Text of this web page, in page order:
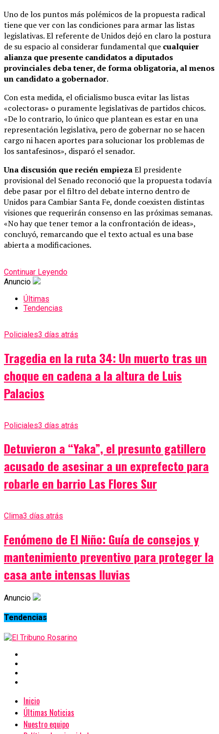
Uno de los puntos más polémicos de la propuesta radical
tiene que ver con las condiciones para armar las listas
legislativas. El referente de Unidos dejó en claro la postura
de su espacio al considerar fundamental que cualquier
alianza que presente candidatos a diputados
provinciales deba tener, de forma obligatoria, al menos
un candidato a gobernador.
Con esta medida, el oficialismo busca evitar las listas
«colectoras» o puramente legislativas de partidos chicos.
«De lo contrario, lo único que plantean es estar en una
representación legislativa, pero de gobernar no se hacen
cargo ni hacen aportes para solucionar los problemas de
los santafesinos», disparó el senador.
Una discusión que recién empiezaEl presidente
provisional del Senado reconoció que la propuesta todavía
debe pasar por el filtro del debate interno dentro de
Unidos para Cambiar Santa Fe, donde coexisten distintas
visiones que requerirán consenso en las próximas semanas.
«No hay que tener temor a la confrontación de ideas»,
concluyó, remarcando que el texto actual es una base
abierta a modificaciones.
Continuar Leyendo
Anuncio
Últimas
Tendencias
Policiales3 días atrás
Tragedia en la ruta 34: Un muerto tras un
choque en cadena a la altura de Luis
Palacios
Policiales3 días atrás
Detuvieron a “Yaka”, el presunto gatillero
acusado de asesinar a un exprefecto para
robarle en barrio Las Flores Sur
Clima3 días atrás
Fenómeno de El Niño: Guía de consejos y
mantenimiento preventivo para proteger la
casa ante intensas lluvias
Anuncio
Tendencias
Inicio
Últimas Noticias
Nuestro equipo